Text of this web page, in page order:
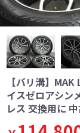
【バリ溝】
イスゼロアシン
レス 交換用に